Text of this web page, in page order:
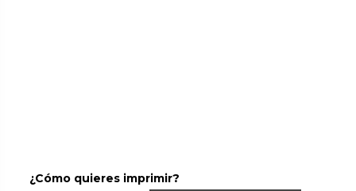
¿Cómo quieres imprimir?